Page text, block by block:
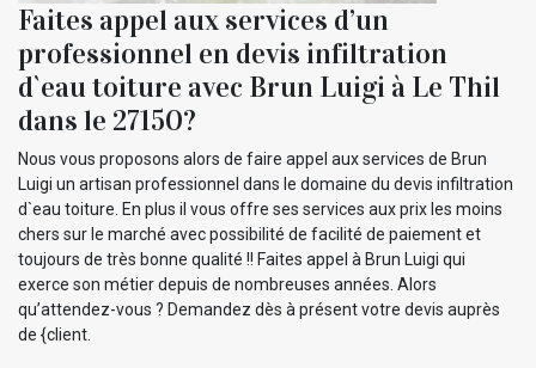
Faites appel aux services d’un
professionnel en devis infiltration
d`eau toiture avec Brun Luigi à Le Thil
dans le 27150?
Nous vous proposons alors de faire appel aux services de Brun
Luigi un artisan professionnel dans le domaine du devis infiltration
d`eau toiture. En plus il vous offre ses services aux prix les moins
chers sur le marché avec possibilité de facilité de paiement et
toujours de très bonne qualité !! Faites appel à Brun Luigi qui
exerce son métier depuis de nombreuses années. Alors
qu’attendez-vous ? Demandez dès à présent votre devis auprès
de {client.